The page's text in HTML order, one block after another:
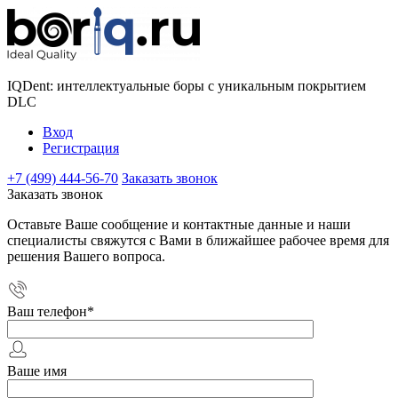
IQDent: интеллектуальные боры с уникальным покрытием
DLC
Вход
Регистрация
+7 (499) 444-56-70 Заказать звонок
Заказать звонок
Оставьте Ваше сообщение и контактные данные и наши
специалисты свяжутся с Вами в ближайшее рабочее время для
решения Вашего вопроса.
Ваш телефон*
Ваше имя